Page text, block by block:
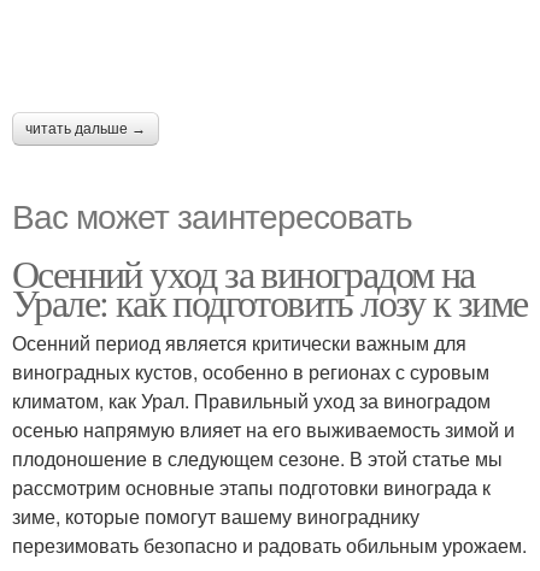
читать дальше →
Вас может заинтересовать
Осенний уход за виноградом на
Урале: как подготовить лозу к зиме
Осенний период является критически важным для
виноградных кустов, особенно в регионах с суровым
климатом, как Урал. Правильный уход за виноградом
осенью напрямую влияет на его выживаемость зимой и
плодоношение в следующем сезоне. В этой статье мы
рассмотрим основные этапы подготовки винограда к
зиме, которые помогут вашему винограднику
перезимовать безопасно и радовать обильным урожаем.